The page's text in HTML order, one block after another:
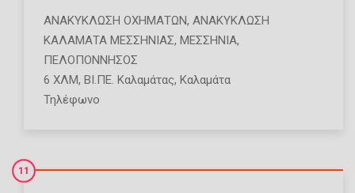
ΑΝΑΚΎΚΛΩΣΗ ΟΧΗΜΆΤΩΝ, ΑΝΑΚΎΚΛΩΣΗ
ΚΑΛΑΜΑΤΑ ΜΕΣΣΗΝΙΑΣ, ΜΕΣΣΗΝΙΑ,
ΠΕΛΟΠΟΝΝΗΣΟΣ
6 ΧΛΜ, ΒΙ.ΠΕ. Καλαμάτας, Καλαμάτα
Τηλέφωνο
11